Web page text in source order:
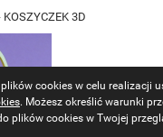
cookies w celu realizacji
. Możesz określić warunki
plików cookies w Twojej
3D